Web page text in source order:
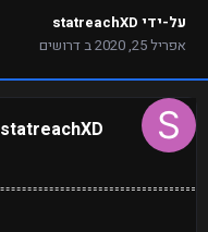
על-ידי statreachXD
אפריל 25, 2020
בדרושים
statreachXD